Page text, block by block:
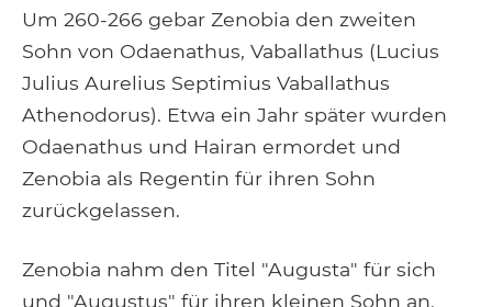
Um 260-266 gebar Zenobia den zweiten
Sohn von Odaenathus, Vaballathus (Lucius
Julius Aurelius Septimius Vaballathus
Athenodorus). Etwa ein Jahr später wurden
Odaenathus und Hairan ermordet und
Zenobia als Regentin für ihren Sohn
zurückgelassen.
Zenobia nahm den Titel "Augusta" für sich
und "Augustus" für ihren kleinen Sohn an.